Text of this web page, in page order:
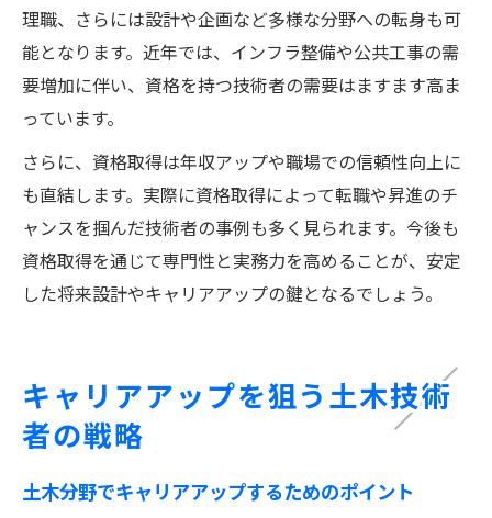
理職、さらには設計や企画など多様な分野への転身も可
能となります。近年では、インフラ整備や公共工事の需
要増加に伴い、資格を持つ技術者の需要はますます高ま
っています。
さらに、資格取得は年収アップや職場での信頼性向上に
も直結します。実際に資格取得によって転職や昇進のチ
ャンスを掴んだ技術者の事例も多く見られます。今後も
資格取得を通じて専門性と実務力を高めることが、安定
した将来設計やキャリアアップの鍵となるでしょう。
キャリアアップを狙う土木技術
者の戦略
土木分野でキャリアアップするためのポイント